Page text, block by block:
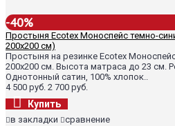
-40%
Простыня Ecotex Моноспейс темно-
200х200 см)
Простыня на резинке Ecotex
200х200 см. Высота матраса до 23 см.
Однотонный сатин, 100% хлопок..
4 500 руб. 2 700 руб.
Купить
в закладки сравнение